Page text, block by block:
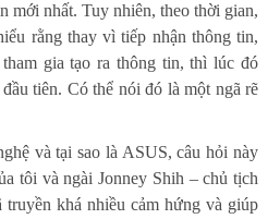
mới nhất. Tuy nhiên, theo thời gian,
rằng thay vì tiếp nhận thông tin,
gia tạo ra thông tin, thì lúc đó
tiên. Có thể nói đó là một ngã rẽ
và tại sao là ASUS, câu hỏi này
tôi và ngài Jonney Shih – chủ tịch
khá nhiều cảm hứng và giúp